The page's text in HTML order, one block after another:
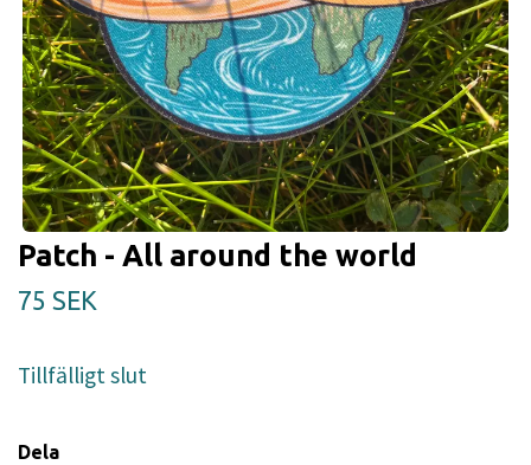
Patch - All around the world
75 SEK
Tillfälligt slut
Dela